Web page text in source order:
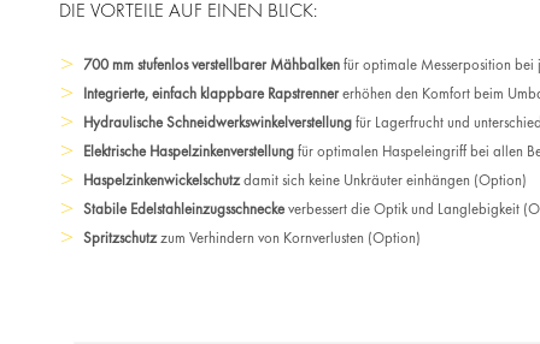
DIE VORTEILE AUF EINEN BLICK:
700 mm stufenlos verstellbarer Mähbalken für optimale Messerposition bei
Integrierte, einfach klappbare Rapstrenner erhöhen den Komfort beim
Hydraulische Schneidwerkswinkelverstellung für Lagerfrucht und
Elektrische Haspelzinkenverstellung für optimalen Haspeleingriff bei allen
Haspelzinkenwickelschutzdamit sich keine Unkräuter einhängen (Option)
Stabile Edelstahleinzugsschnecke verbessert die Optik und Langlebigkeit
Spritzschutzzum Verhindern von Kornverlusten (Option)